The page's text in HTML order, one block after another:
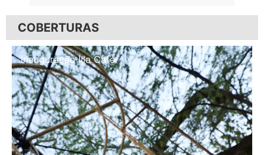
COBERTURAS
Inauguração Illa Café